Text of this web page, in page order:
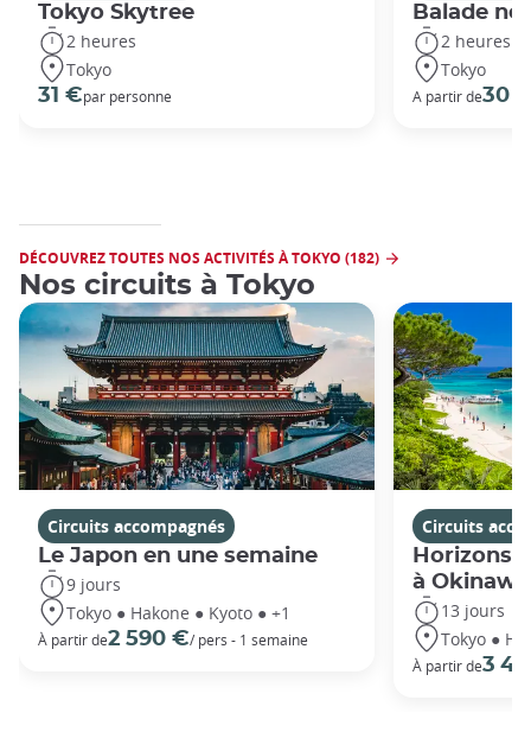
Tokyo Skytree
2 heures
Tokyo
31 €par personne
Balade
2 heures
Tokyo
A partir de30
DÉCOUVREZ TOUTES NOS ACTIVITÉS À TOKYO (182)
Nos circuits à Tokyo
Circuits accompagnés
Le Japon en une semaine
9 jours
Tokyo ● Hakone ● Kyoto ● +1
À partir de2 590 €/ pers - 1 semaine
Circuits
Horizons
à Okinawa
13 jours
Tokyo ●
À partir de3